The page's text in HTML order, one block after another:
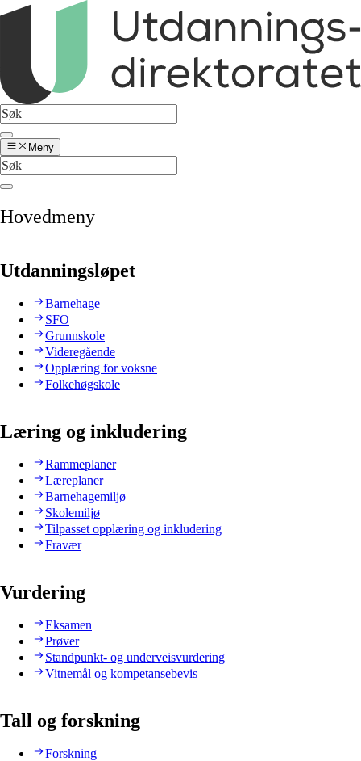
Meny
Hovedmeny
Utdanningsløpet
Barnehage
SFO
Grunnskole
Videregående
Opplæring for voksne
Folkehøgskole
Læring og inkludering
Rammeplaner
Læreplaner
Barnehagemiljø
Skolemiljø
Tilpasset opplæring og inkludering
Fravær
Vurdering
Eksamen
Prøver
Standpunkt- og underveisvurdering
Vitnemål og kompetansebevis
Tall og forskning
Forskning